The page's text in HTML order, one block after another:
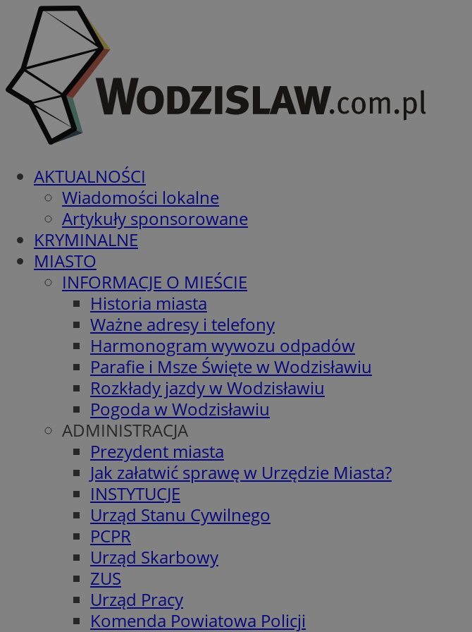
AKTUALNOŚCI
Wiadomości lokalne
Artykuły sponsorowane
KRYMINALNE
MIASTO
INFORMACJE O MIEŚCIE
Historia miasta
Ważne adresy i telefony
Harmonogram wywozu odpadów
Parafie i Msze Święte w Wodzisławiu
Rozkłady jazdy w Wodzisławiu
Pogoda w Wodzisławiu
ADMINISTRACJA
Prezydent miasta
Jak załatwić sprawę w Urzędzie Miasta?
INSTYTUCJE
Urząd Stanu Cywilnego
PCPR
Urząd Skarbowy
ZUS
Urząd Pracy
Komenda Powiatowa Policji